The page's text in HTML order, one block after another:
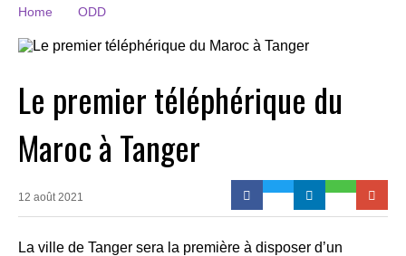
Home ODD
Le premier téléphérique du
Maroc à Tanger
12 août 2021
La ville de Tanger sera la première à disposer d’un